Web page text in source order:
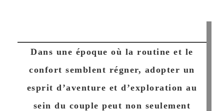
Dans une époque où la routine et le
confort semblent régner, adopter un
esprit d’aventure et d’exploration au
sein du couple peut non seulement